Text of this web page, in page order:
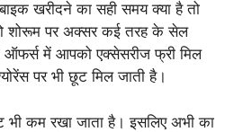
खरीदने का सही समय क्या है तो
शोरूम पर अक्सर कई तरह के सेल
में आपको एक्सेसरीज फ्री मिल
पर भी छूट मिल जाती है।
कम रखा जाता है। इसलिए अभी का